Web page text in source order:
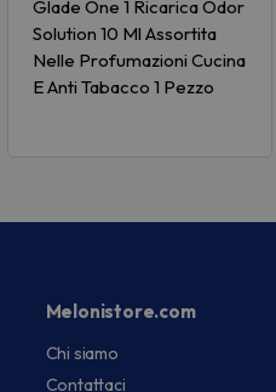
Glade One 1 Ricarica Odor
Solution 10 Ml Assortita
Nelle Profumazioni Cucina
E Anti Tabacco 1 Pezzo
Melonistore.com
Chi siamo
Contattaci